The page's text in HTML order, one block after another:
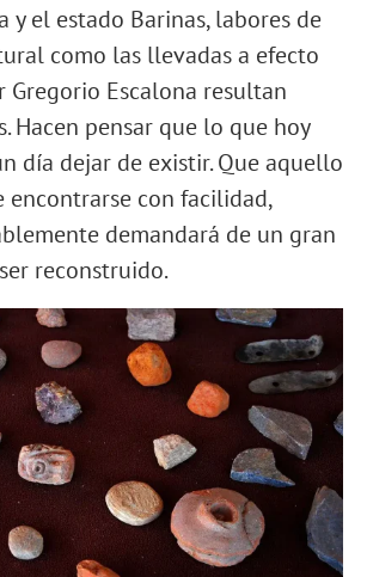
y el estado Barinas, labores de
como las llevadas a efecto
Gregorio Escalona resultan
Hacen pensar que lo que hoy
día dejar de existir. Que aquello
encontrarse con facilidad,
demandará de un gran
reconstruido.